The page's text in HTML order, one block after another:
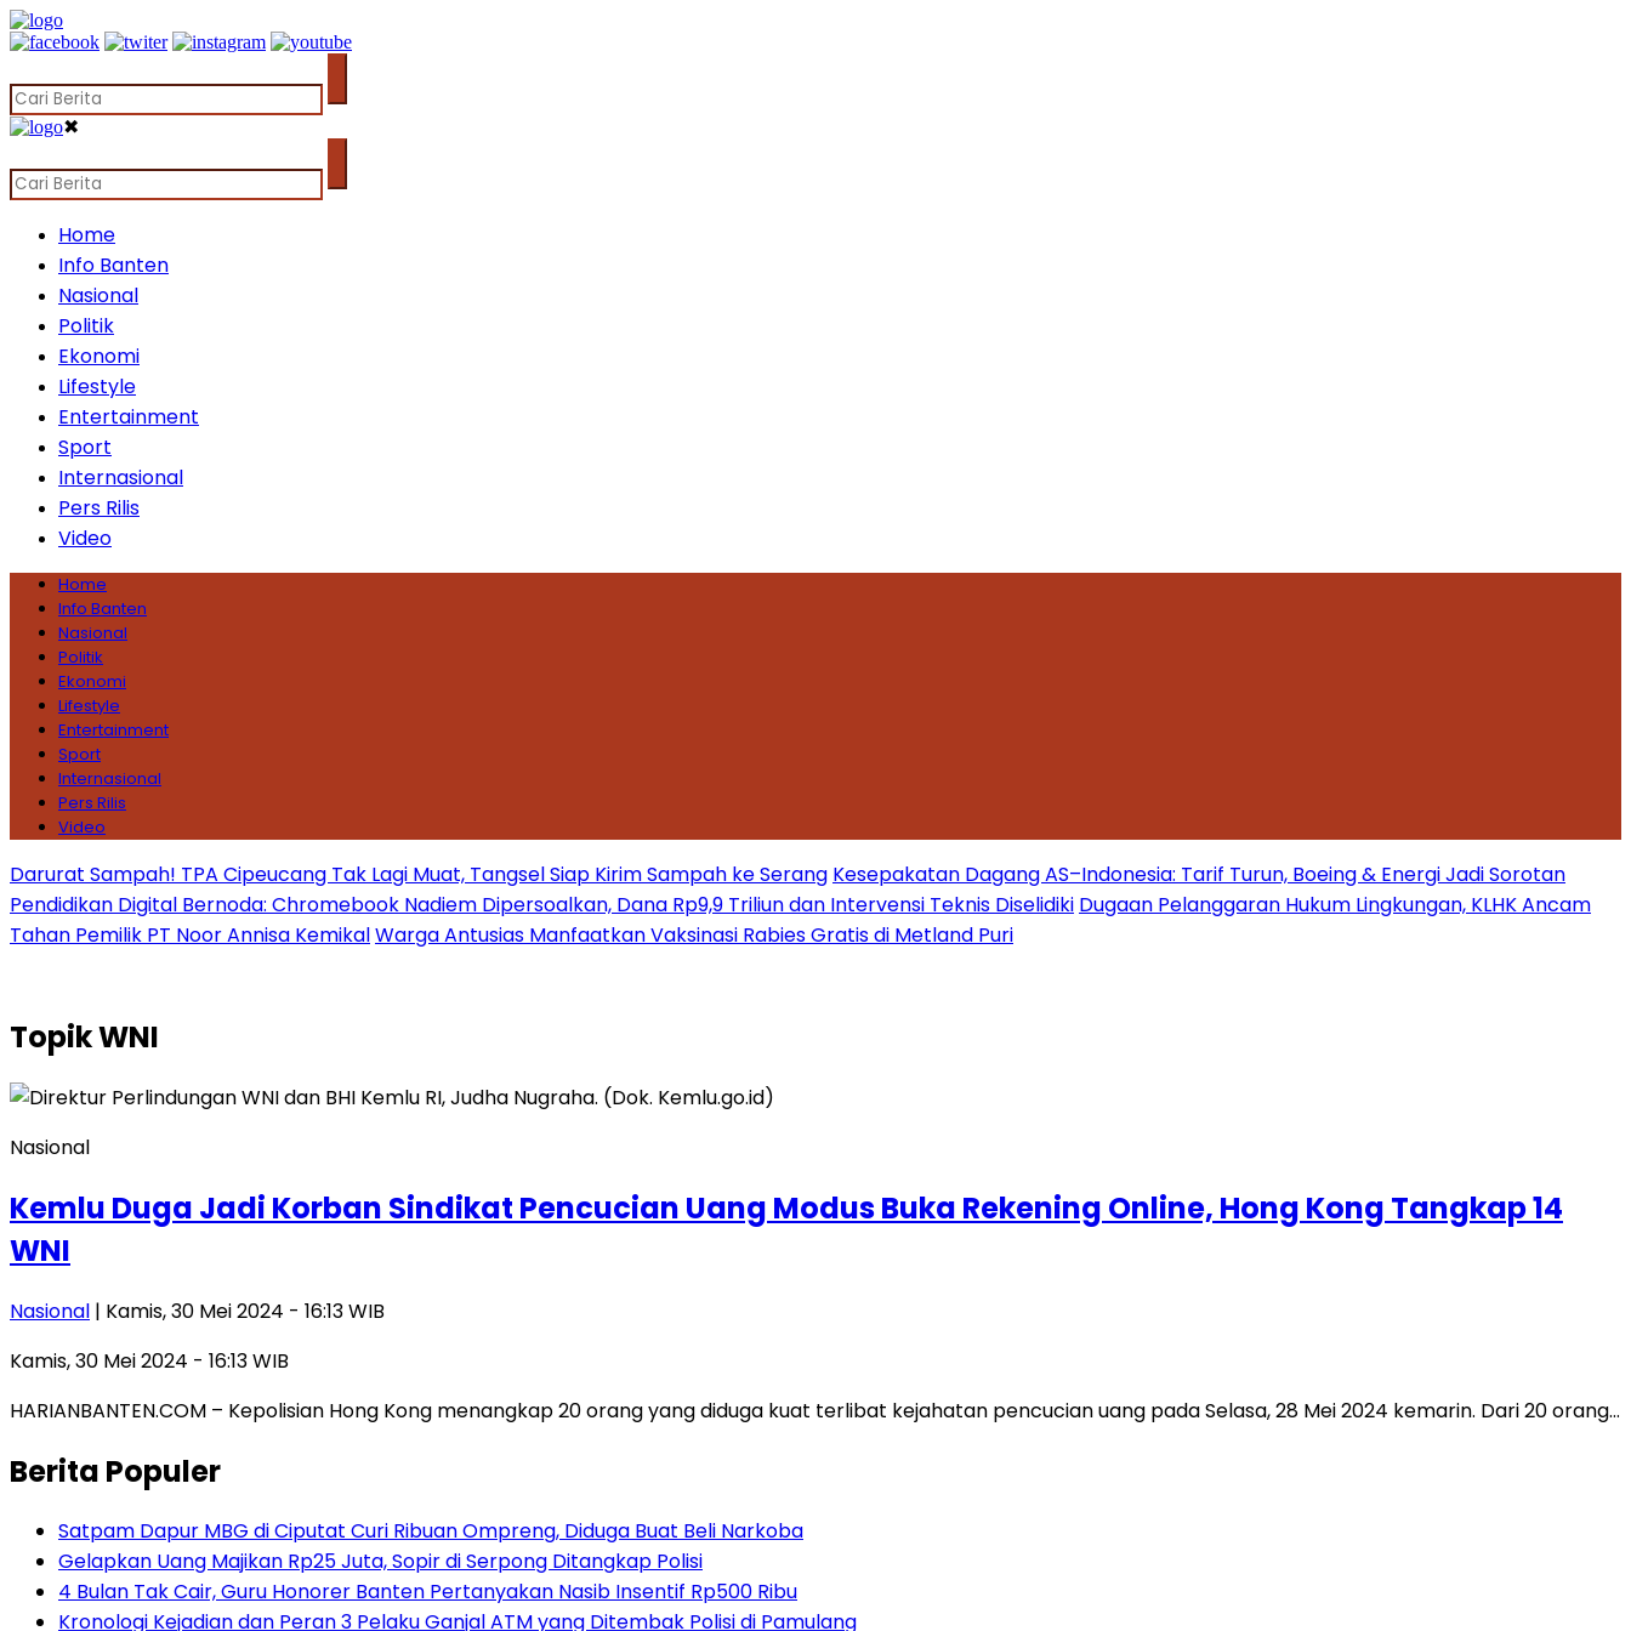
✖
Home
Info Banten
Nasional
Politik
Ekonomi
Lifestyle
Entertainment
Sport
Internasional
Pers Rilis
Video
Home
Info Banten
Nasional
Politik
Ekonomi
Lifestyle
Entertainment
Sport
Internasional
Pers Rilis
Video
Darurat Sampah! TPA Cipeucang Tak Lagi Muat, Tangsel Siap Kirim Sampah ke Serang Kesepakatan Dagang AS–Indonesia: Tarif Turun, Boeing & Energi Jadi Sorotan
Pendidikan Digital Bernoda: Chromebook Nadiem Dipersoalkan, Dana Rp9,9 Triliun dan Intervensi Teknis Diselidiki Dugaan Pelanggaran Hukum Lingkungan, KLHK Ancam
Tahan Pemilik PT Noor Annisa KemikalWarga Antusias Manfaatkan Vaksinasi Rabies Gratis di Metland Puri
TopikWNI
Nasional
Kemlu Duga Jadi Korban Sindikat Pencucian Uang Modus Buka Rekening Online, Hong Kong Tangkap 14
WNI
Nasional | Kamis, 30 Mei 2024 - 16:13 WIB
Kamis, 30 Mei 2024 - 16:13 WIB
HARIANBANTEN.COM – Kepolisian Hong Kong menangkap 20 orang yang diduga kuat terlibat kejahatan pencucian uang pada Selasa, 28 Mei 2024 kemarin. Dari 20 orang…
Berita Populer
Satpam Dapur MBG di Ciputat Curi Ribuan Ompreng, Diduga Buat Beli Narkoba
Gelapkan Uang Majikan Rp25 Juta, Sopir di Serpong Ditangkap Polisi
4 Bulan Tak Cair, Guru Honorer Banten Pertanyakan Nasib Insentif Rp500 Ribu
Kronologi Kejadian dan Peran 3 Pelaku Ganjal ATM yang Ditembak Polisi di Pamulang